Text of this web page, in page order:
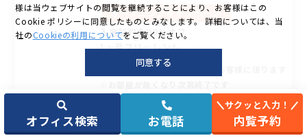
オフィス検索 お電話
サクッと入力！
内覧予約
オープニングキャンペーン
入室契約金90％オフ
1ヶ月フリーレント
※新規かつ6ヵ月以上ご入居のお客様に限ります
無料サービス
様は当ウェブサイトの閲覧を継続することにより、お客様はこの
Cookie ポリシーに同意したものとみなします。
詳細については、当
社のCookieの利用についてをご覧ください。
同意する